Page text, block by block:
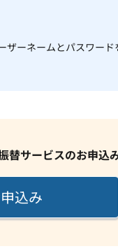
ザーネームとパスワー
替サービスのお申込
込み